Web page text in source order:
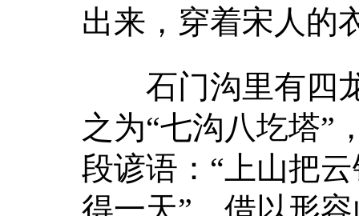
出来，穿着宋人的
石门沟里有四龙
之为“七沟八圪塔”
段谚语：“上山把